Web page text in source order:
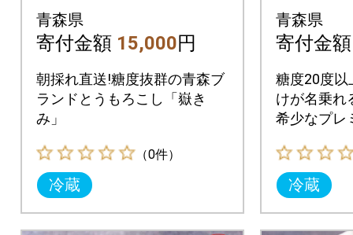
10本 L～2Lサイズ
冷蔵
青森県
寄付金額 15,000円
朝採れ直送!糖度抜群の青森ブ
ランドとうもろこし「嶽き
み」
（0件）
冷蔵
ル」プ
もろこ
青森県
寄付金
糖度20度以
けが名乗れ
希少なプレ
冷蔵